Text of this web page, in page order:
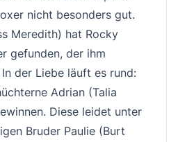
nicht besonders gut.
Meredith) hat Rocky
gefunden, der ihm
der Liebe läuft es rund:
Adrian (Talia
Diese leidet unter
Bruder Paulie (Burt